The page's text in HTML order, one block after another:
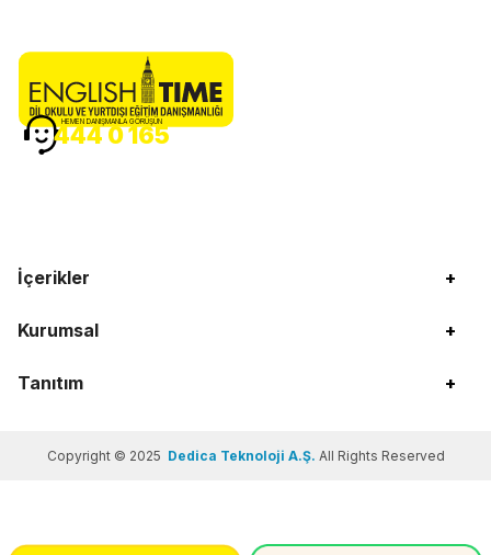
İçerikler +
Kurumsal +
Tanıtım +
HEMEN DANIŞMANLA GÖRÜŞÜN
444 0 165
Copyright © 2025 Dedica Teknoloji A.Ş. All Rights Reserved